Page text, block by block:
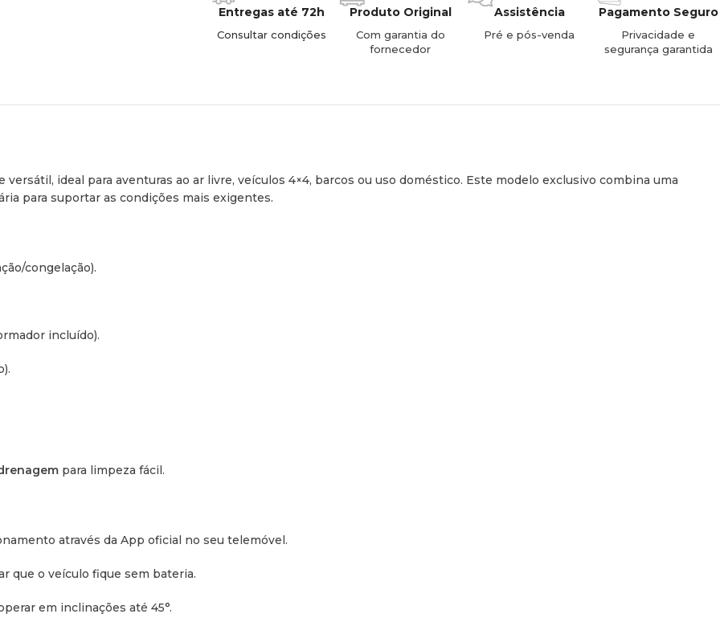
mantém uma temperatura fresca residual.
Nota:Certificação CE E-mark. O compressor Alpicool tem 3 anos de garantia. Inclui
conversor para ligação direta a tomadas de casa ou parques de campismo.
Entregas até 72h
Consultar condições
Produto Original
Com garantia do
fornecedor
Assistência
Pré e pós-venda
Pagamento Seguro
Privacidade e
segurança garantida
ideal para aventuras ao ar livre, veículos 4×4, barcos ou uso doméstico. Este modelo exclusivo combina uma
para suportar as condições mais exigentes.
congelação).
incluído).
para limpeza fácil.
através da App oficial no seu telemóvel.
que o veículo fique sem bateria.
em inclinações até 45°.